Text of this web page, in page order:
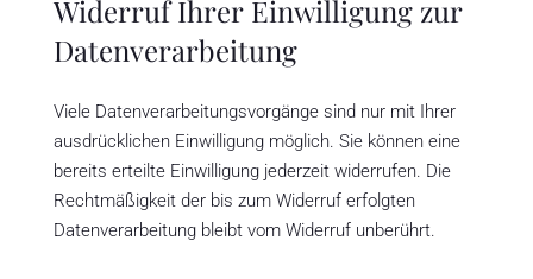
Widerruf Ihrer Einwilligung zur
Datenverarbeitung
Viele Datenverarbeitungsvorgänge sind nur mit Ihrer
ausdrücklichen Einwilligung möglich. Sie können eine
bereits erteilte Einwilligung jederzeit widerrufen. Die
Rechtmäßigkeit der bis zum Widerruf erfolgten
Datenverarbeitung bleibt vom Widerruf unberührt.